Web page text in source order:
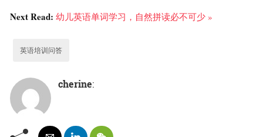
Next Read: 幼儿英语单词学习，自然拼读必不可少 »
英语培训问答
cherine: